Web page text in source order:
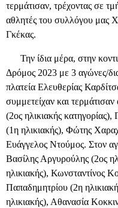
τερμάτισαν, τρέχοντας σε
αθλητές του συλλόγου μας
Γκέκας.
Την ίδια μέρα, στην
Δρόμος 2023 με 3 αγώνες/
πλατεία Ελευθερίας
συμμετείχαν και
(2ος ηλικιακής
(1η ηλικιακής), Φώτης
Ευάγγελος Ντούμος. Στον
Βασίλης Αργυρούλης (2ος
ηλικιακής), Κωνσταντίνος
Παπαδημητρίου (2η
ηλικιακής), Αθανασία